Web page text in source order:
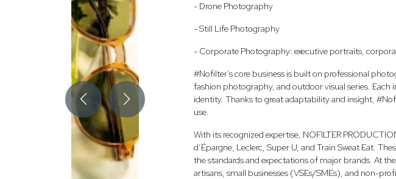
- Drone Photography
- Still Life Photography
- Corporate Photography: executive portraits,
#Nofilter’s core business is built on professional
fashion photography, and outdoor visual series.
identity. Thanks to great adaptability and insight,
use.
With its recognized expertise, NOFILTER
d’Épargne, Leclerc, Super U, and Train Sweat Eat.
the standards and expectations of major brands. At
artisans, small businesses (VSEs/SMEs), and non-